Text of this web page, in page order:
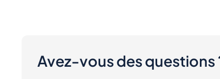
Avez-vous des questions